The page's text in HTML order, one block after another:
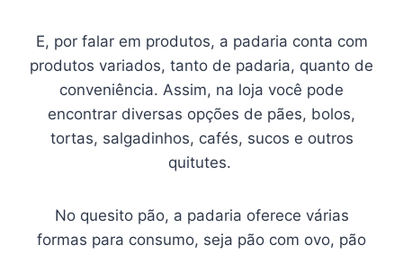
E, por falar em produtos, a padaria conta com
produtos variados, tanto de padaria, quanto de
conveniência. Assim, na loja você pode
encontrar diversas opções de pães, bolos,
tortas, salgadinhos, cafés, sucos e outros
quitutes.
No quesito pão, a padaria oferece várias
formas para consumo, seja pão com ovo, pão